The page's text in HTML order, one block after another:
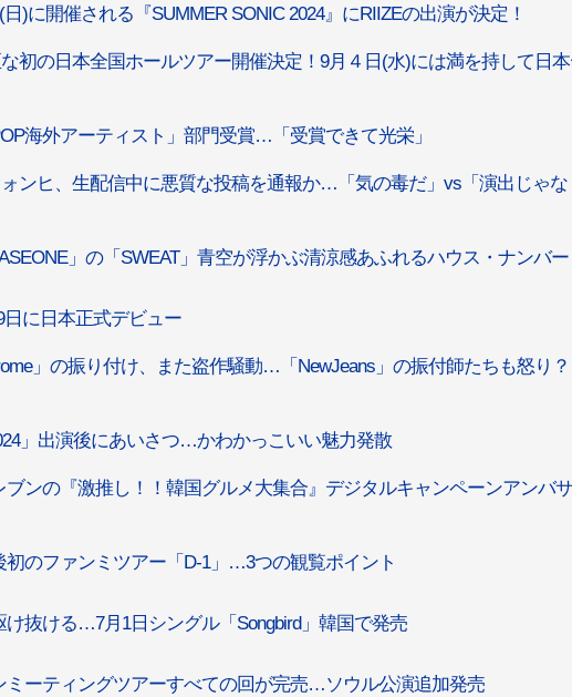
)に開催される『SUMMER SONIC 2024』にRIIZEの出演が決定！
初の日本全国ホールツアー開催決定！9月４日(水)には満を持して日
海外アーティスト」部門受賞…「受賞できて光栄」
ォンヒ、生配信中に悪質な投稿を通報か…「気の毒だ」vs「演出じゃな
」の「SWEAT」青空が浮かぶ清涼感あふれるハウス・ナンバー
日に日本正式デビュー
」の振り付け、また盗作騒動…「NewJeans」の振付師たちも怒り
」出演後にあいさつ…かわかっこいい魅力発散
ブンの『激推し！！韓国グルメ大集合』デジタルキャンペーンアンバ
初のファンミツアー「D-1」…3つの観覧ポイント
け抜ける…7月1日シングル「Songbird」韓国で発売
ミーティングツアーすべての回が完売…ソウル公演追加発売